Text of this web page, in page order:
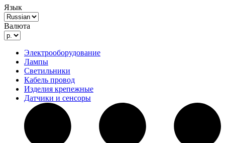
Язык
Валюта
Электрооборудование
Лампы
Светильники
Кабель провод
Изделия крепежные
Датчики и сенсоры